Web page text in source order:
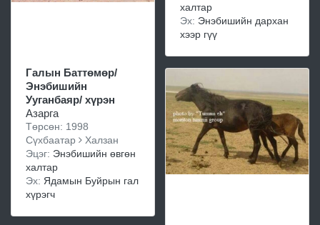
Галын Баттөмөр/
Энэбишийн
Ууганбаяр/ хүрэн
Азарга
Төрсөн: 1998
Сүхбаатар
Халзан
Эцэг: Энэбишийн өвгөн
халтар
Эх: Ядамын Буйрын гал
хүрэгч
халтар
Эх: Энэбишийн дархан
хээр гүү